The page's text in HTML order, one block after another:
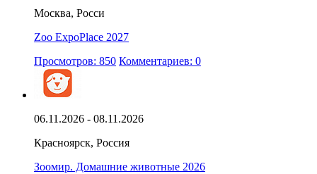
Москва, Росси
Zoo ExpoPlace 2027
Просмотров: 850 Комментариев: 0
06.11.2026 - 08.11.2026
Красноярск, Россия
Зоомир. Домашние животные 2026